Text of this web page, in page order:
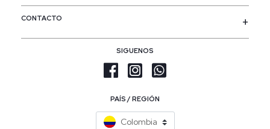
SIGUENOS
PAÍS / REGIÓN
Colombia
CONTACTO